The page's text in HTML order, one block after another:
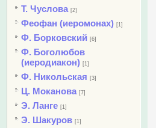
Т. Чуслова [2]
Феофан (иеромонах) [1]
Ф. Борковский [6]
Ф. Боголюбов
(иеродиакон) [1]
Ф. Никольская [3]
Ц. Моканова [7]
Э. Ланге [1]
Э. Шакуров [1]